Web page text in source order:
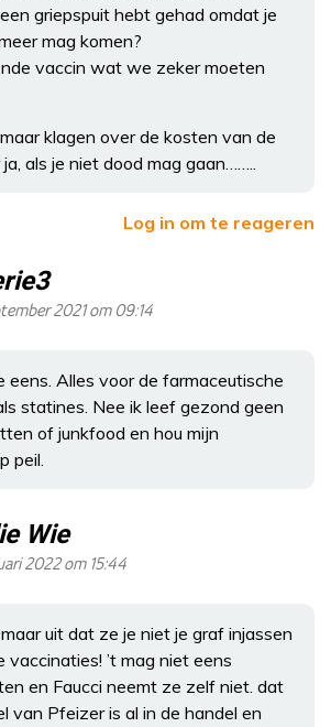
griepspuit hebt gehad omdat je
mag komen?
vaccin wat we zeker moeten
klagen over de kosten van de
als je niet dood mag gaan……..
Log in om te reageren
2021 om 09:14
eens. Alles voor de farmaceutische
statines. Nee ik leef gezond geen
of junkfood en hou mijn
peil.
Wie
2022 om 15:44
uit dat ze je niet je graf injassen
vaccinaties! ’t mag niet eens
en Faucci neemt ze zelf niet. dat
van Pfeizer is al in de handel en